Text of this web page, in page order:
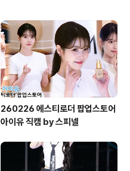
260226 에스티로더 팝업스토어
아이유 직캠 by 스피넬